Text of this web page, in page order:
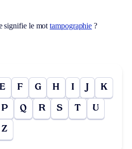
signifie le mottampographie ?
E F G H I J K
P Q R S T U
Z